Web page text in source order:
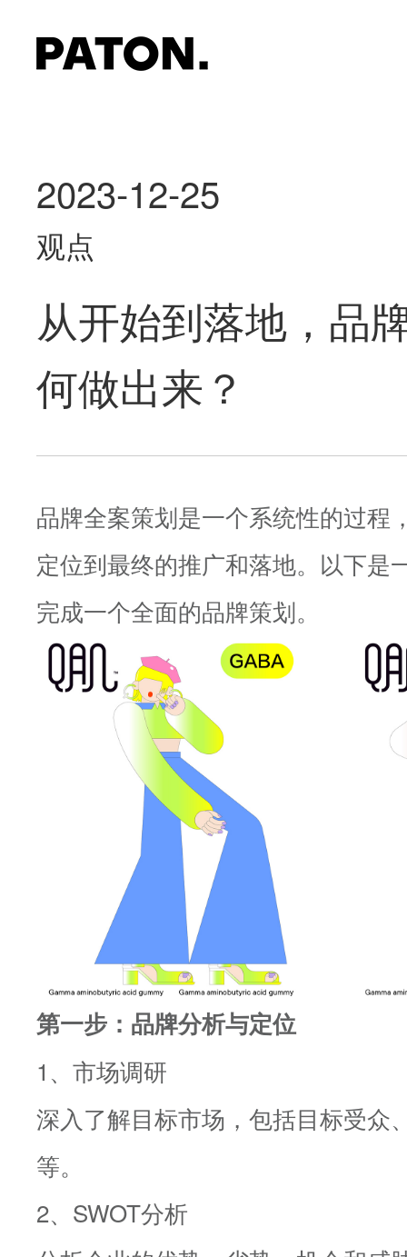
2023-12-25
观点
从开始到落地，品
何做出来？
品牌全案策划是一个系统性的过程
定位到最终的推广和落地。以下是
完成一个全面的品牌策划。
第一步：品牌分析与定位
1、市场调研
深入了解目标市场，包括目标受众
等。
2、SWOT分析